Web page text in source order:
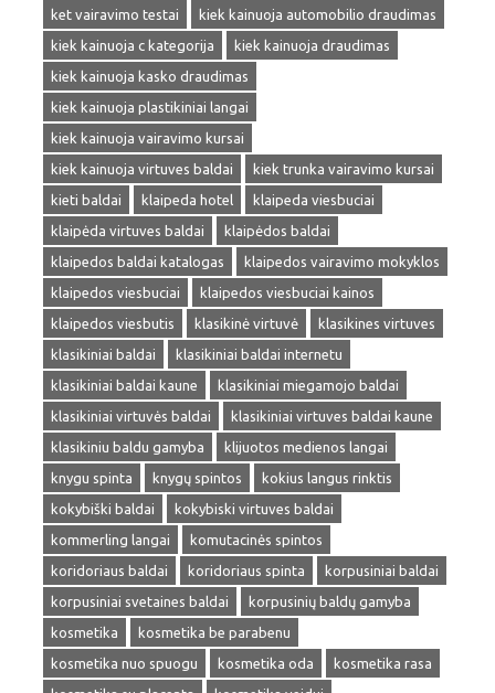
ket vairavimo testai
kiek kainuoja automobilio draudimas
kiek kainuoja c kategorija
kiek kainuoja draudimas
kiek kainuoja kasko draudimas
kiek kainuoja plastikiniai langai
kiek kainuoja vairavimo kursai
kiek kainuoja virtuves baldai
kiek trunka vairavimo kursai
kieti baldai
klaipeda hotel
klaipeda viesbuciai
klaipėda virtuves baldai
klaipėdos baldai
klaipedos baldai katalogas
klaipedos vairavimo mokyklos
klaipedos viesbuciai
klaipedos viesbuciai kainos
klaipedos viesbutis
klasikinė virtuvė
klasikines virtuves
klasikiniai baldai
klasikiniai baldai internetu
klasikiniai baldai kaune
klasikiniai miegamojo baldai
klasikiniai virtuvės baldai
klasikiniai virtuves baldai kaune
klasikiniu baldu gamyba
klijuotos medienos langai
knygu spinta
knygų spintos
kokius langus rinktis
kokybiški baldai
kokybiski virtuves baldai
kommerling langai
komutacinės spintos
koridoriaus baldai
koridoriaus spinta
korpusiniai baldai
korpusiniai svetaines baldai
korpusinių baldų gamyba
kosmetika
kosmetika be parabenu
kosmetika nuo spuogu
kosmetika oda
kosmetika rasa